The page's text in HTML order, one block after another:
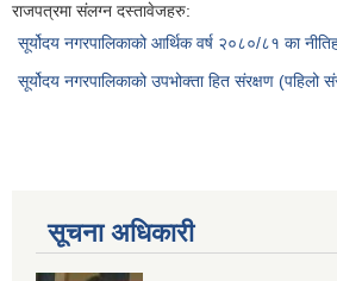
राजपत्रमा संलग्न दस्तावेजहरु:
सूर्योदय नगरपालिकाको आर्थिक वर्ष २०८०/८१ का
सूर्योदय नगरपालिकाको उपभोक्ता हित संरक्षण
सूचना अधिकारी